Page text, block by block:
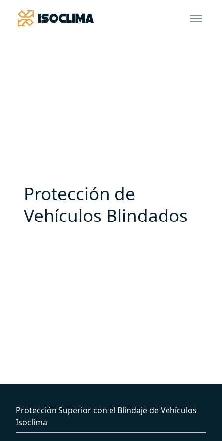
Protección de
Vehículos Blindados
Protección Superior con el Blindaje de Vehículos
Isoclima